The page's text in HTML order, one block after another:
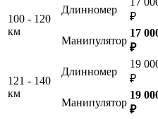
100 - 120
км
Длинномер
₽
Манипулятор
17
₽
121 - 140
км
Длинномер
19
₽
Манипулятор
19
₽